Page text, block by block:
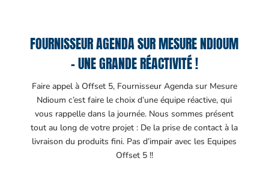
FOURNISSEUR AGENDA SUR MESURE NDIOUM
– UNE GRANDE RÉACTIVITÉ !
Faire appel à Offset 5, Fournisseur Agenda sur Mesure
Ndioum c’est faire le choix d’une équipe réactive, qui
vous rappelle dans la journée. Nous sommes présent
tout au long de votre projet : De la prise de contact à la
livraison du produits fini. Pas d’impair avec les Equipes
Offset 5 !!